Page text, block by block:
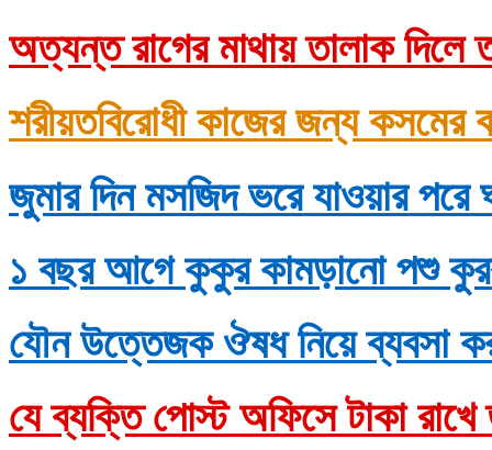
অত্যন্ত রাগের মাথায় তালাক দিলে
শরীয়তবিরোধী কাজের জন্য কসমের
জুমার দিন মসজিদ ভরে যাওয়ার
১ বছর আগে কুকুর কামড়ানো পশু
যৌন উত্তেজক ঔষধ নিয়ে ব্যবসা
যে ব্যক্তি পোস্ট অফিসে টাকা রাখে